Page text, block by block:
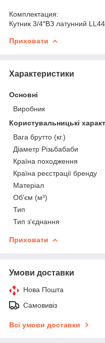
Комплектация:
Кутник 3/4″ВЗ латунний
Приховати
Характеристики
Основні
Виробник
Користувальницькі
Вага брутто (кг.)
Діаметр Різьбабаби
Країна походження
Країна реєстрації бренду
Матеріал
Об'єм (м³)
Тип
Тип з'єднання
Приховати
Умови доставки
Нова Пошта
Самовивіз
Всі умови доставки